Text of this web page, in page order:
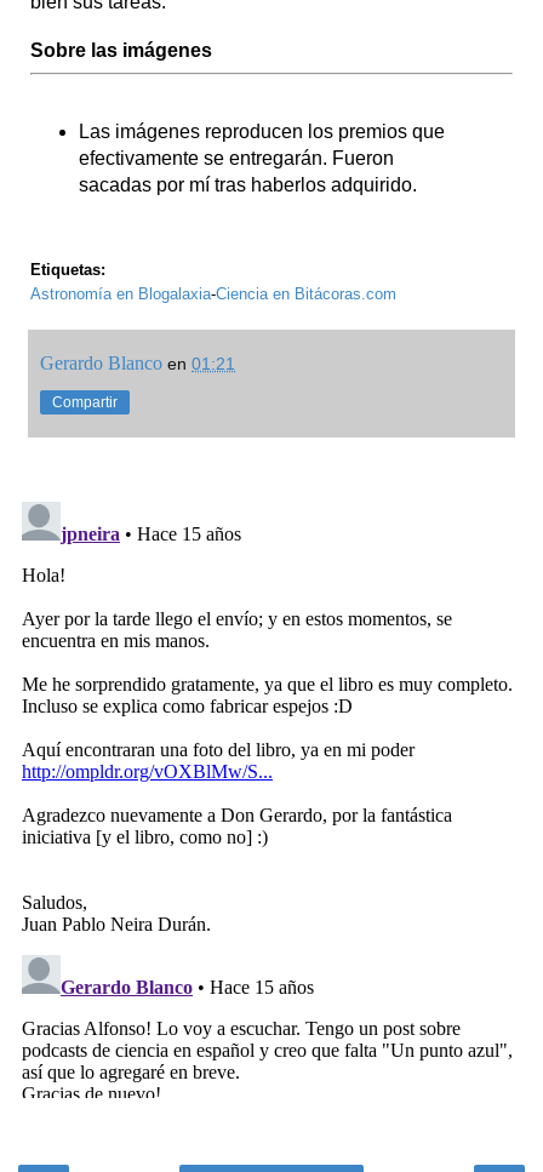
Sobre las imágenes
Las imágenes reproducen los premios que
efectivamente se entregarán. Fueron
sacadas por mí tras haberlos adquirido.
Etiquetas:
Astronomía en Blogalaxia-Ciencia en Bitácoras.com
Gerardo Blanco en 01:21
Compartir